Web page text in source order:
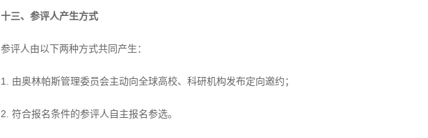
十三、参评人产生方式
参评人由以下两种方式共同产生：
1. 由奥林帕斯管理委员会主动向全球高校、科研机构发布定向邀约；
2. 符合报名条件的参评人自主报名参选。